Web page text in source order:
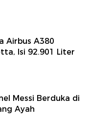
Airbus A380
Isi 92.901 Liter
Messi Berduka di
Ayah